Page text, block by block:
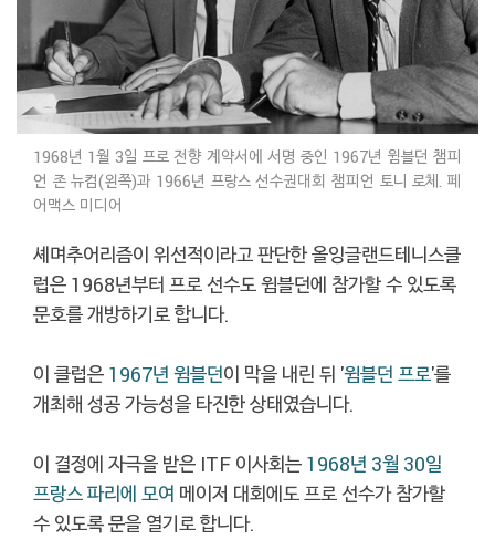
1968년 1월 3일 프로 전향 계약서에 서명 중인 1967년 윔블던 챔피
언 존 뉴컴(왼쪽)과 1966년 프랑스 선수권대회 챔피언 토니 로체. 페
어맥스 미디어
셰며추어리즘이 위선적이라고 판단한 올잉글랜드테니스클
럽은 1968년부터 프로 선수도 윔블던에 참가할 수 있도록
문호를 개방하기로 합니다.
이 클럽은 1967년 윔블던이 막을 내린 뒤 '윔블던 프로'를
개최해 성공 가능성을 타진한 상태였습니다.
이 결정에 자극을 받은 ITF 이사회는 1968년 3월 30일
프랑스 파리에 모여 메이저 대회에도 프로 선수가 참가할
수 있도록 문을 열기로 합니다.